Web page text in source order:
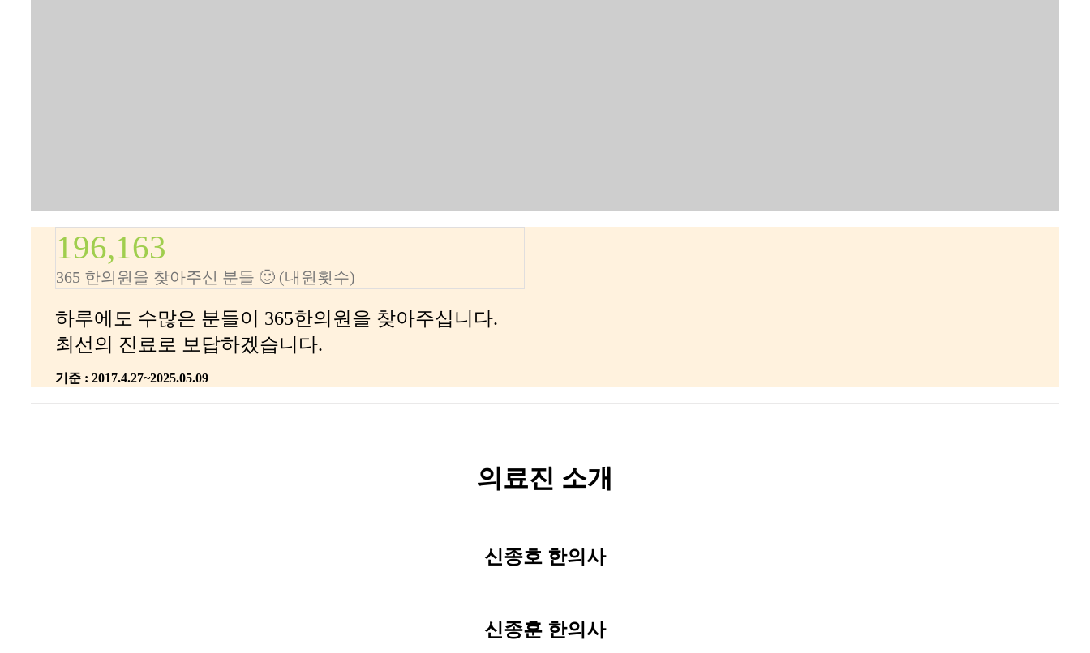
196,163
365 한의원을 찾아주신 분들 🙂 (내원횟수)
하루에도 수많은 분들이 365한의원을 찾아주십니다.
최선의 진료로 보답하겠습니다.
기준 : 2017.4.27~2025.05.09
의료진 소개
신종호 한의사
신종훈 한의사